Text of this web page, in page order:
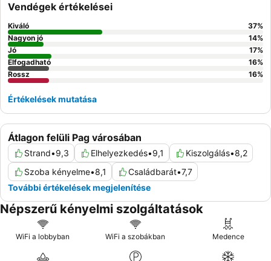
Átlagon felüli Pag városában
Strand•9,3 Elhelyezkedés•9,1 Kiszolgálás•8,2
Szoba kényelme•8,1 Családbarát•7,7
További értékelések megjelenítése
Vendégek értékelései
Kiváló 37%
Nagyon jó
14%
Jó
17%
Elfogadható
16%
Rossz
16%
Értékelések mutatása
Népszerű kényelmi szolgáltatások
WiFi a lobbyban WiFi a szobákban Medence